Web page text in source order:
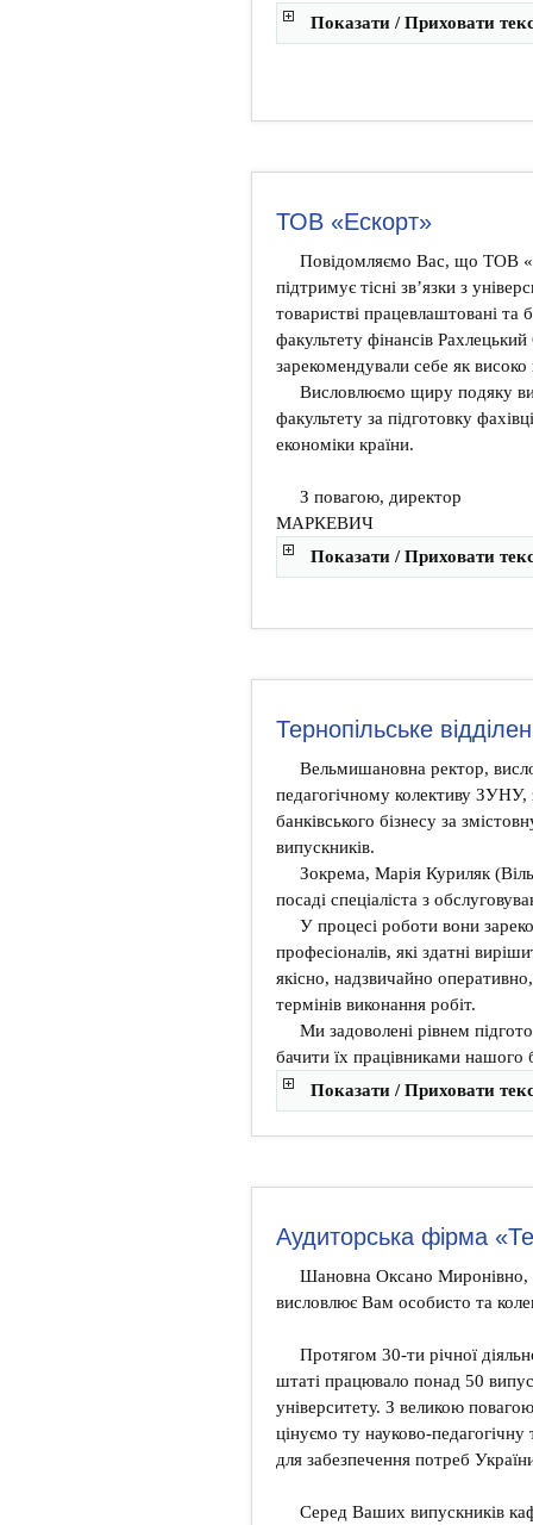
Показати / Приховати
ТОВ «Ескорт»
Повідомляємо Вас, що ТОВ
підтримує тісні зв’язки з
товаристві працевлаштовані
факультету фінансів
зарекомендували себе як високо
Висловлюємо щиру подяку
факультету за підготовку
економіки країни.
З повагою,
МАРКЕВИЧ
Показати / Приховати
Тернопільське
Вельмишановна ректор,
педагогічному колективу ЗУНУ,
банківського бізнесу за
випускників.
Зокрема, Марія Куриляк
посаді спеціаліста з
У процесі роботи вони
професіоналів, які здатні
якісно, надзвичайно
термінів виконання робіт.
Ми задоволені рівнем
бачити їх працівниками нашого
Показати / Приховати
Аудиторська фірма
Шановна Оксано Миронівно,
висловлює Вам особисто та
Протягом 30-ти річної
штаті працювало понад 50
університету. З великою
цінуємо ту науково-
для забезпечення потреб
Серед Ваших випускників